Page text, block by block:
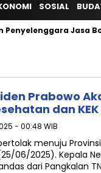
SOSIAL
Jasa
Prabowo
dan KEK
- 00:48 WIB
menuju
06/2025). Kepala
dari Pangkalan